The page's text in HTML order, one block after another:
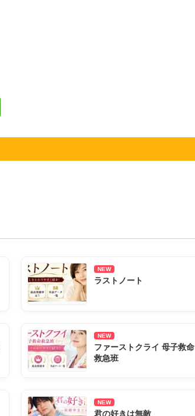
NEW
ラストノート
NEW
ファーストクライ 母子救命
救急班
NEW
君の好きは無敵